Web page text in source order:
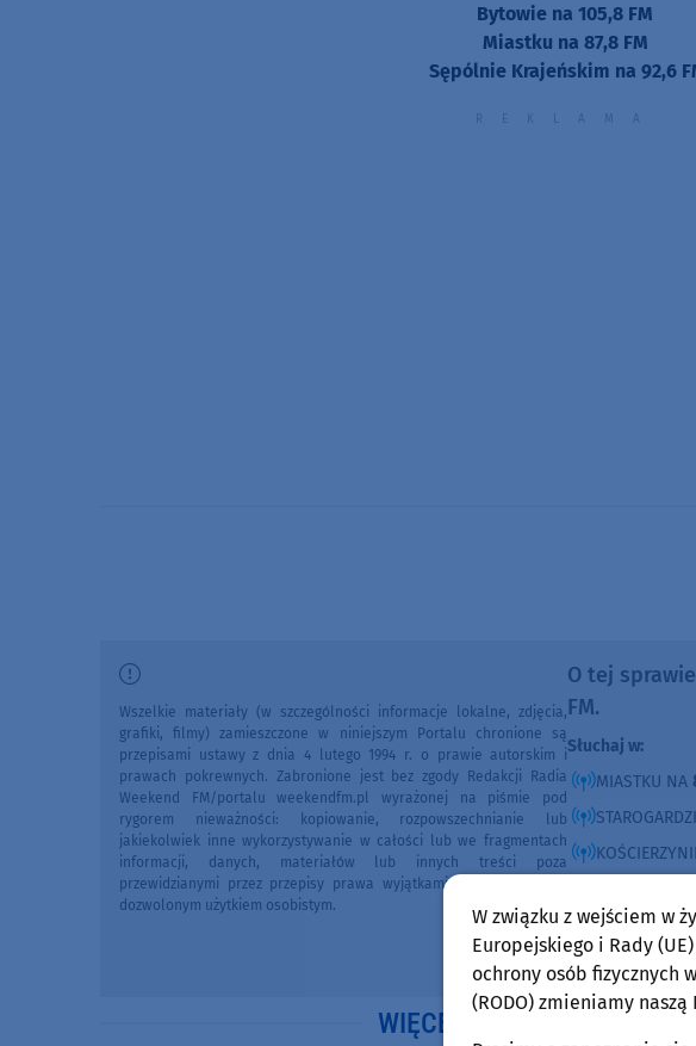
Bytowie na 105,8 FM
Miastku na 87,8 FM
Sępólnie Krajeńskim na 92,6
O tej
FM.
Słuchaj w:
MIASTKU NA
BYTOWIE NA
Wszelkie materiały (w szczególności informacje lokalne, zdjęcia,
grafiki, filmy) zamieszczone w niniejszym Portalu chronione są
przepisami ustawy z dnia 4 lutego 1994 r. o prawie autorskim i
prawach pokrewnych. Zabronione jest bez zgody Redakcji Radia
Weekend FM/portalu weekendfm.pl wyrażonej na piśmie pod
rygorem nieważności: kopiowanie, rozpowszechnianie lub
jakiekolwiek inne wykorzystywanie w całości lub we fragmentach
informacji, danych, materiałów lub innych treści poza
przewidzianymi przez przepisy prawa wyjątkami, w szczególności
dozwolonym użytkiem osobistym.
WIĘCEJ WIADOMOŚCI
W związku z wejściem w
Europejskiego i Rady
ochrony osób fizycznych
(RODO) zmieniamy